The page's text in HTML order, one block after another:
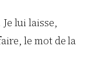
lui laisse,
le mot de la